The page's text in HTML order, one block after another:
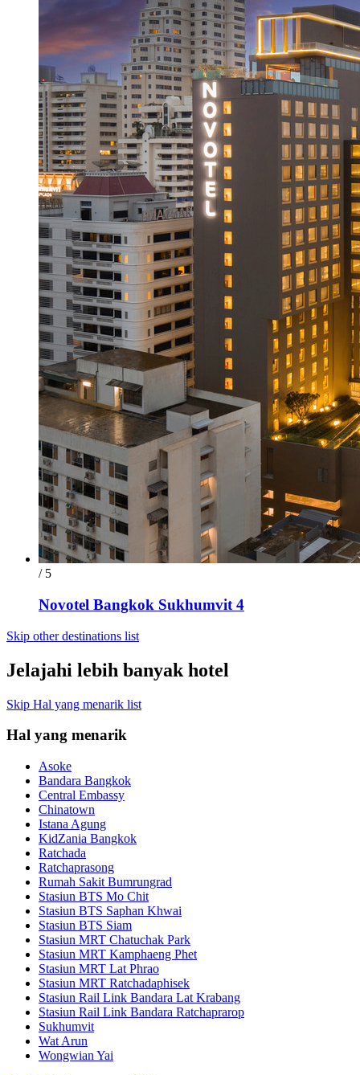
/ 5
Novotel Bangkok Sukhumvit 4
Skip other destinations list
Jelajahi lebih banyak hotel
Skip Hal yang menarik list
Hal yang menarik
Asoke
Bandara Bangkok
Central Embassy
Chinatown
Istana Agung
KidZania Bangkok
Ratchada
Ratchaprasong
Rumah Sakit Bumrungrad
Stasiun BTS Mo Chit
Stasiun BTS Saphan Khwai
Stasiun BTS Siam
Stasiun MRT Chatuchak Park
Stasiun MRT Kamphaeng Phet
Stasiun MRT Lat Phrao
Stasiun MRT Ratchadaphisek
Stasiun Rail Link Bandara Lat Krabang
Stasiun Rail Link Bandara Ratchaprarop
Sukhumvit
Wat Arun
Wongwian Yai